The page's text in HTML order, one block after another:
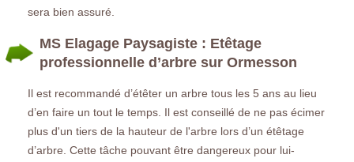
sera bien assuré.
MS Elagage Paysagiste : Etêtage
professionnelle d’arbre sur Ormesson
Il est recommandé d’étêter un arbre tous les 5 ans au lieu
d’en faire un tout le temps. Il est conseillé de ne pas écimer
plus d'un tiers de la hauteur de l'arbre lors d’un étêtage
d’arbre. Cette tâche pouvant être dangereux pour lui-